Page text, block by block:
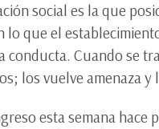
social es la que
que el
Cuando se
los vuelve amenaza y
esta semana